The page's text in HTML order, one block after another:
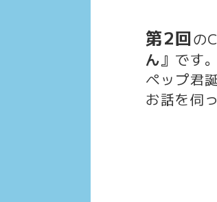
第2回の
ん』 です。
ペップ君
お話を伺